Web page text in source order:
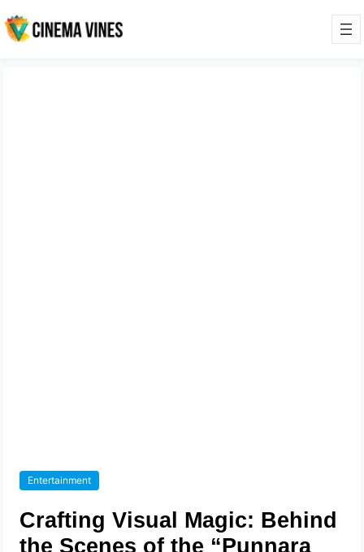
Entertainment
Crafting Visual Magic: Behind
the Scenes of the “Punnara